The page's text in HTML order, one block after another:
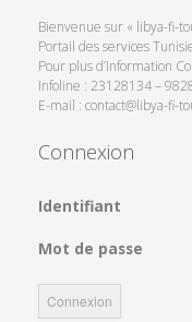
Bienvenue sur « libya-fi-
Portail des services
Pour plus d’Information
Infoline : 23128134 –
E-mail : contact@libya-fi-
Connexion
Identifiant
Mot de passe